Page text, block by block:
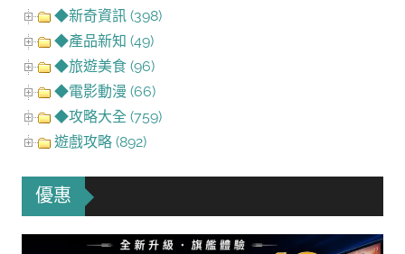
◆新奇資訊 (398)
◆產品新知 (49)
◆旅遊美食 (96)
◆電影動漫 (66)
◆攻略大全 (759)
遊戲攻略 (892)
優惠